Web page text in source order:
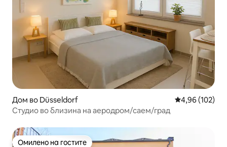
Дом во Düsseldorf Просечна
4,96 (102)
Студио во близина на аеродром/саем/град
Омилено на гостите